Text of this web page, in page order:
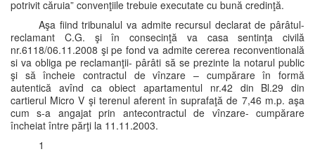
potrivit căruia” convenţiile trebuie executate cu bună credinţă.
Aşa fiind tribunalul va admite recursul declarat de pârâtul-
reclamant C.G. şi în consecinţă va casa sentinţa civilă
nr.6118/06.11.2008 şi pe fond va admite cererea reconventională
si va obliga pe reclamanţii- pârâti să se prezinte la notarul public
şi să încheie contractul de vînzare – cumpărare în formă
autentică avînd ca obiect apartamentul nr.42 din Bl.29 din
cartierul Micro V şi terenul aferent în suprafaţă de 7,46 m.p. aşa
cum s-a angajat prin antecontractul de vînzare- cumpărare
încheiat între părţi la 11.11.2003.
1